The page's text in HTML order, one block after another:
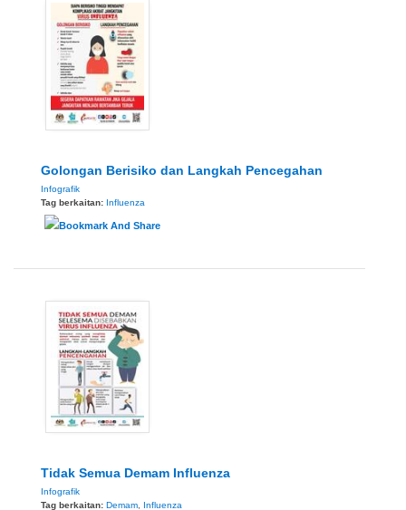
Golongan Berisiko dan Langkah Pencegahan
Infografik
Tag berkaitan: Influenza
Tidak Semua Demam Influenza
Infografik
Tag berkaitan: Demam, Influenza